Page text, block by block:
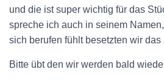
und die ist super wichtig für das
spreche ich auch in seinem
sich berufen fühlt besetzten wir das
Bitte übt den wir werden bald